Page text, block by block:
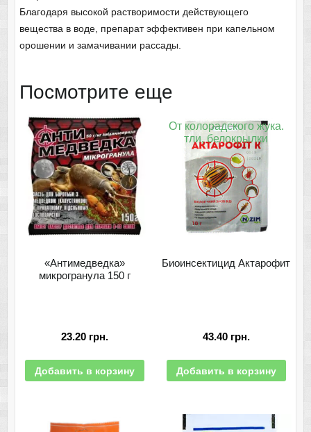
Благодаря высокой растворимости действующего
вещества в воде, препарат эффективен при капельном
орошении и замачивании рассады.
Посмотрите еще
«Антимедведка»
микрогранула 150 г
23.20 грн.
Добавить в корзину
От колорадского жука.
тли, белокрылки
Биоинсектицид Актарофит
43.40 грн.
Добавить в корзину